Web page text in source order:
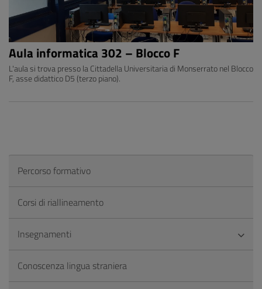
Aula informatica 302 – Blocco F
L'aula si trova presso la Cittadella Universitaria di Monserrato nel Blocco
F, asse didattico D5 (terzo piano).
Percorso formativo
Corsi di riallineamento
Insegnamenti
Conoscenza lingua straniera